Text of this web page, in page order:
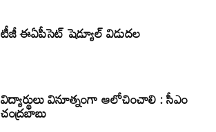
టీజీ ఈఏపీసెట్‌ షెడ్యూల్‌ విడుదల
విద్యార్థులు వినూత్నంగా ఆలోచించాలి : సీఎం
చంద్రబాబు